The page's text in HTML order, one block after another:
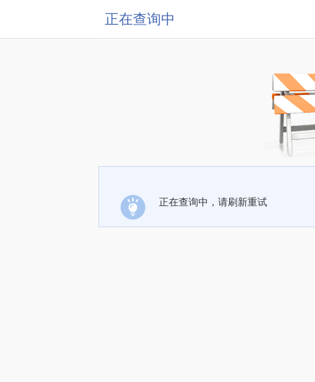
正在查询中
正在查询中，请刷新重试